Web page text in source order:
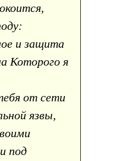
и защита
Которого я
от сети
язвы,
под